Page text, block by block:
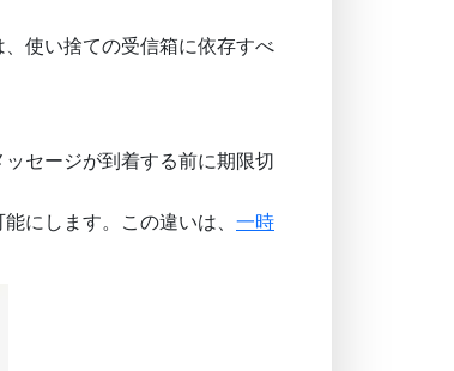
使い捨ての受信箱に依存すべ
セージが到着する前に期限切
にします。この違いは、 一時